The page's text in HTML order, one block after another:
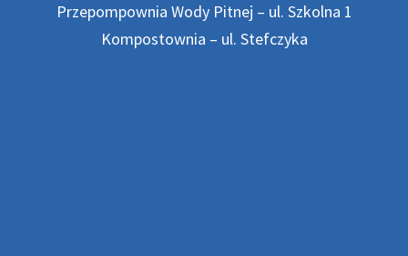
Przepompownia Wody Pitnej – ul. Szkolna 1
Kompostownia – ul. Stefczyka